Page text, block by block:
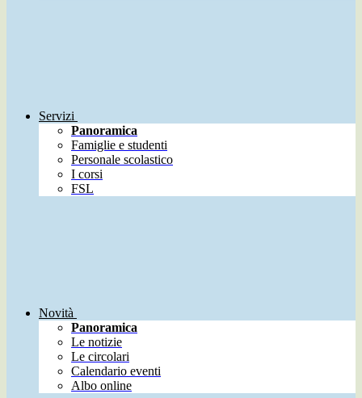
Servizi
Panoramica
Famiglie e studenti
Personale scolastico
I corsi
FSL
Novità
Panoramica
Le notizie
Le circolari
Calendario eventi
Albo online